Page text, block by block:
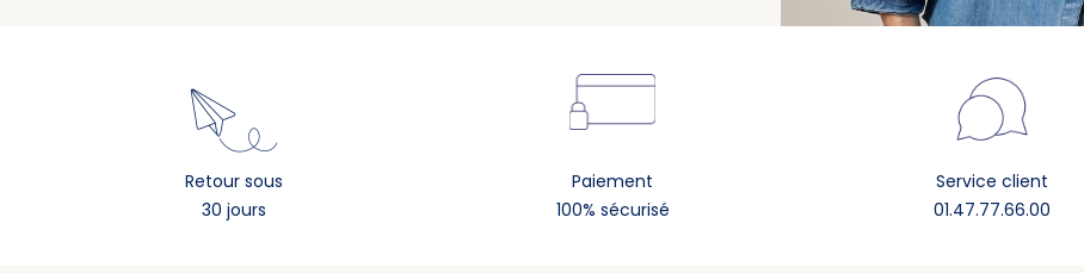
Retour sous
30 jours
Paiement
100% sécurisé
Service client
01.47.77.66.00